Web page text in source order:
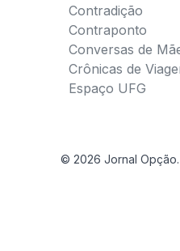
Contradição
Contraponto
Conversas de
Crônicas de
Espaço UFG
© 2026 Jornal